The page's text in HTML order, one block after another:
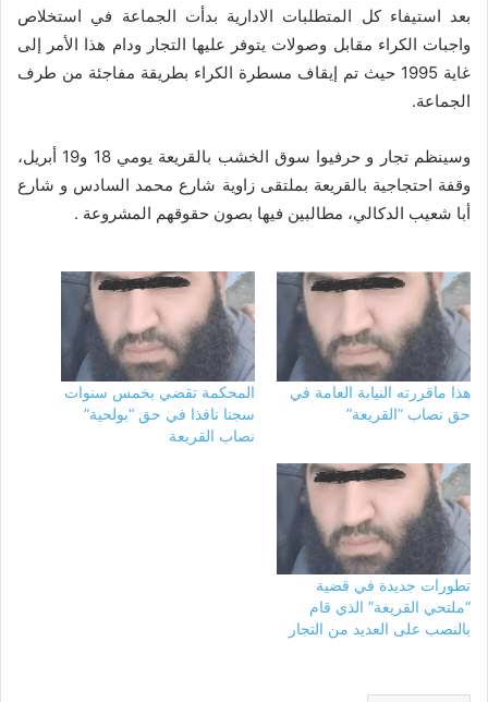
بعد استيفاء كل المتطلبات الادارية بدأت الجماعة في استخلاص
واجبات الكراء مقابل وصولات يتوفر عليها التجار ودام هذا الأمر إلى
غاية 1995 حيث تم إيقاف مسطرة الكراء بطريقة مفاجئة من طرف
الجماعة.
وسينظم تجار و حرفيوا سوق الخشب بالقريعة يومي 18 و19 أبريل،
وقفة احتجاجية بالقريعة بملتقى زاوية شارع محمد السادس و شارع
أبا شعيب الدكالي، مطالبين فيها بصون حقوقهم المشروعة .
هذا ماقررته النيابة العامة في
حق نصاب “القريعة”
المحكمة تقضي بخمس سنوات
سجنا نافذا في حق “بولحية”
نصاب القريعة
تطورات جديدة في قضية
“ملتحي القريعة” الذي قام
بالنصب على العديد من التجار